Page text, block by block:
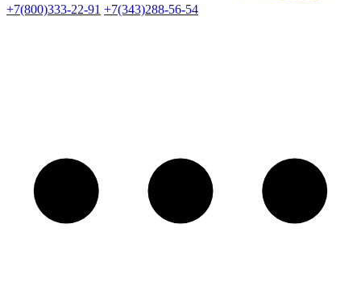
+7(800)333-22-91 +7(343)288-56-54